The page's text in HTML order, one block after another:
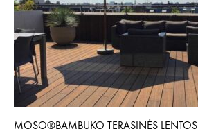
MOSO®BAMBUKO TERASINĖS LENTOS